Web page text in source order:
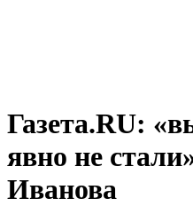
Газета.RU:
явно не
Иванова